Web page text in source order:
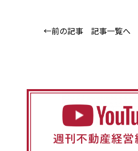
←前の記事 記事一覧へ